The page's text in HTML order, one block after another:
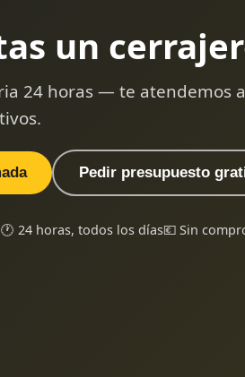
un
24 horas — te atendemos
Pedir presupuesto
🕐 24 horas, todos los días💶 Sin